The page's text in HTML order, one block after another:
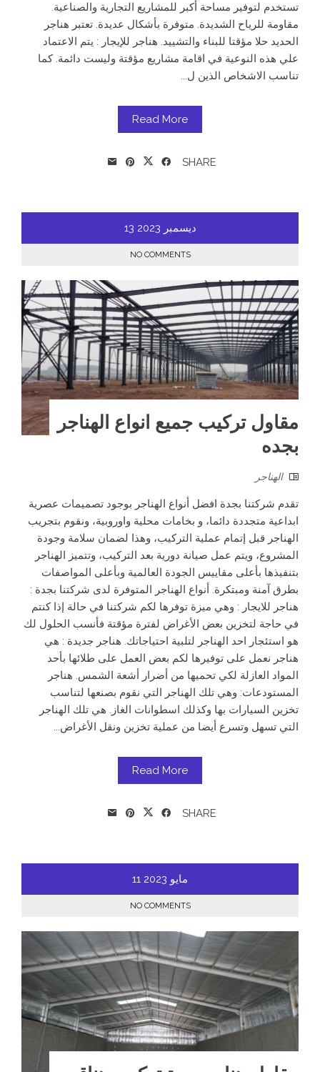
تستخدم لتوفير مساحة أكبر للمشاريع التجارية والصناعية.
مقاومة للرياح الشديدة. متوفرة بأشكال عديدة. تعتبر هناجر
الحديد حلا مؤقتا للبناء والتشييد. هناجر للإيجار : يتم الاعتماد
علي هذه النوعية في اقامة مشاريع مؤقتة وليست دائمة. كما
تناسب الاشخاص الذين ل...
Read More
SHARE
ديسمبر 13 2023
NO COMMENTS
مقاول تركيب جميع انواع الهناجر
بجده
الهناجر
تقدم شركتنا بجدة افضل أنواع الهناجر بوجود تصميمات عصرية
ابداعية متجددة دائما، و بخامات محلية واوروبية، ونقوم بتجريب
الهناجر قبل إتمام عملية التركيب، وهذا لضمان سلامة وجودة
المشروع، ويتم عمل صيانة دورية بعد التركيب، وتتميز الهناجر
بتنفيذها بأعلى مقاييس الجودة العالمية وبأعلى المواصفات
بطرق آمنة ومبتكرة. أنواع الهناجر المتوفرة لدى شركتنا بجدة :
هناجر للايجار : وهي ميزة توفرها لكم شركتنا في حالة إذا كنتم
في حاجة لتخزين بعض الأغراض لفترة مؤقتة فأنسب الحلول لك
هو استئجار احد الهناجر لتلبية احتياجاتك. هناجر جديدة : هي
هناجر نعمل على توفيرها لكم بعض العمل على طلائها بأحد
المواد العازلة لكي تحميها من أضرار أشعة الشمس. هناجر
المستودعات: وهي تلك الهناجر التي نقوم بصنعها لتناسب
تخزين السيارات بها وكذلك اسطوانات الغاز. هي تلك الهناجر
التي تسهل وتسرع أيضا من عملية تخزين ونقل الأغراض...
Read More
SHARE
مايو 11 2023
NO COMMENTS